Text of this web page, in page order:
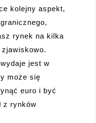
kolejny aspekt,
rynek na kilka
zjawiskowo.
jest w
może się
euro i być
z rynków